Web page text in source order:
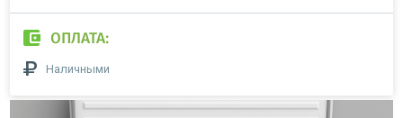
ОПЛАТА:
Наличными